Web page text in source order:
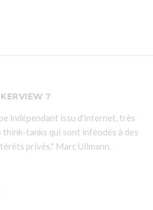
?
indépendant issu d'internet, très
tanks qui sont inféodés à des
privés." Marc Ullmann.